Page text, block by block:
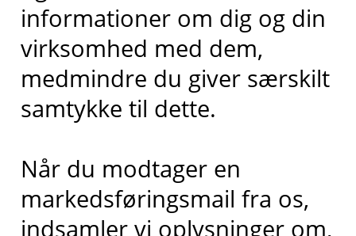
informationer om dig og din
virksomhed med dem,
medmindre du giver særskilt
samtykke til dette.
Når du modtager en
markedsføringsmail fra os,
indsamler vi oplysninger om,